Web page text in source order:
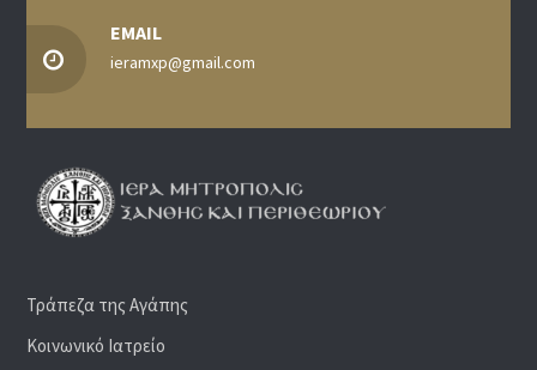
EMAIL
ieramxp@gmail.com
Τράπεζα της Αγάπης
Κοινωνικό Ιατρείο